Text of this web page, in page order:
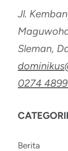
Jl.
Sleman,
0274
Berita